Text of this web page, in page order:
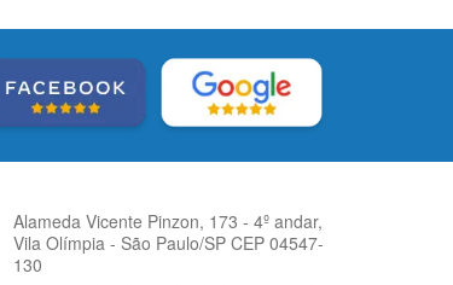
Alameda Vicente Pinzon, 173 - 4º andar,
Vila Olímpia - São Paulo/SP CEP 04547-
130